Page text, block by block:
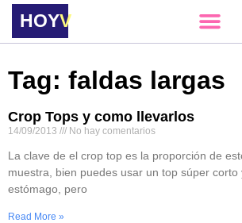
HOYVERE
Tag: faldas largas
Crop Tops y como llevarlos
14/09/2013 No hay comentarios
La clave de el crop top es la proporción de
muestra, bien puedes usar un top súper corto
estómago, pero
Read More »